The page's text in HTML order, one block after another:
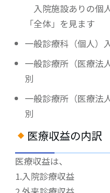
入院施設ありの個
「全体」を見ます
一般診療科（個人
一般診療所（医療
別
一般診療所（医療
別
医療収益の内訳
医療収益は、
1.入院診療収益